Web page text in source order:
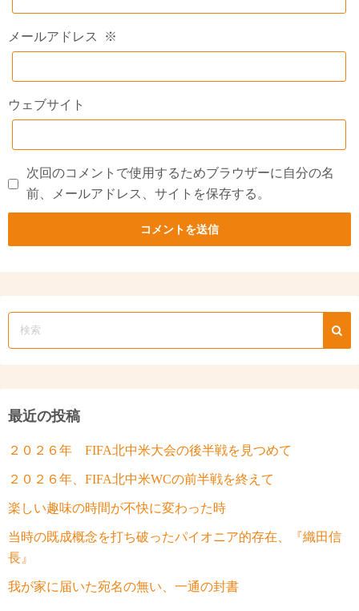
メールアドレス ※
ウェブサイト
次回のコメントで使用するためブラウザーに自分の名
前、メールアドレス、サイトを保存する。
最近の投稿
２０２６年 FIFA北中米大会の後半戦を見つめて
２０２６年、FIFA北中米WCの前半戦を終えて
楽しい趣味の時間が不快に変わった時
当時の既成概念を打ち破ったパイオニア的存在、『織田信
長』
我が家に届いた宛名の無い、一通の封書